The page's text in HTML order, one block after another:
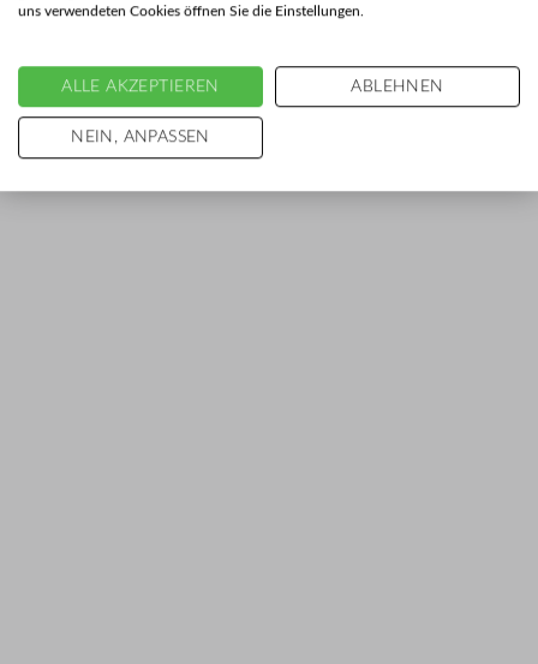
uns verwendeten Cookies öffnen Sie die Einstellungen.
ALLE AKZEPTIEREN ABLEHNEN
NEIN, ANPASSEN